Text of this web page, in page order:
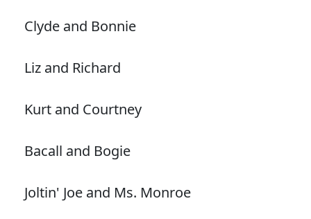
Clyde and Bonnie
Liz and Richard
Kurt and Courtney
Bacall and Bogie
Joltin' Joe and Ms. Monroe